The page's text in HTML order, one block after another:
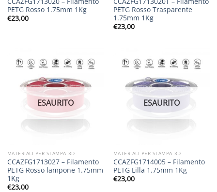
PETG Rosso 1.75mm 1Kg
€23,00
PETG Rosso Trasparente
1.75mm 1Kg
€23,00
ESAURITO
MATERIALI PER STAMPA 3D
CCAZFG1713027 – Filamento
PETG Rosso lampone 1.75mm
1Kg
€23,00
ESAURITO
MATERIALI PER STAMPA 3D
CCAZFG1714005 – Filamento
PETG Lilla 1.75mm 1Kg
€23,00